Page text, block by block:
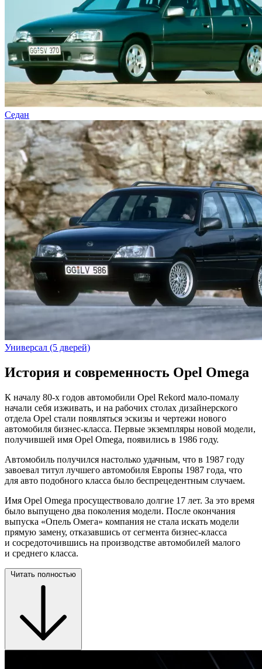
Седан
Универсал (5 дверей)
История и современность Opel Omega
К началу 80-х годов автомобили Opel Rekord мало-помалу
начали себя изживать, и на рабочих столах дизайнерского
отдела Opel стали появляться эскизы и чертежи нового
автомобиля бизнес-класса. Первые экземпляры новой модели,
получившей имя Opel Omega, появились в 1986 году.
Автомобиль получился настолько удачным, что в 1987 году
завоевал титул лучшего автомобиля Европы 1987 года, что
для авто подобного класса было беспрецедентным случаем.
Имя Opel Omega просуществовало долгие 17 лет. За это время
было выпущено два поколения модели. После окончания
выпуска «Опель Омега» компания не стала искать модели
прямую замену, отказавшись от сегмента бизнес-класса
и сосредоточившись на производстве автомобилей малого
и среднего класса.
Читать полностью